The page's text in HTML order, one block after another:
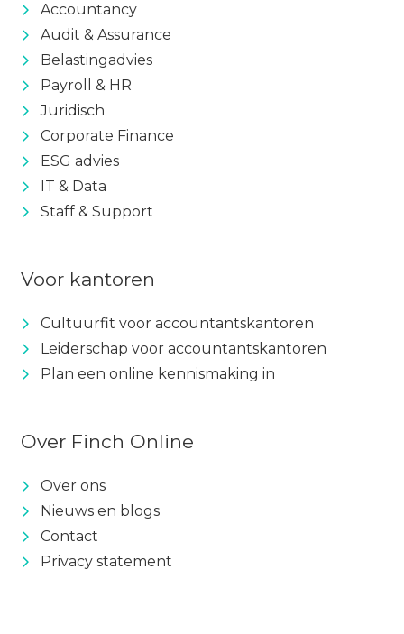
Accountancy
Audit & Assurance
Belastingadvies
Payroll & HR
Juridisch
Corporate Finance
ESG advies
IT & Data
Staff & Support
Voor kantoren
Cultuurfit voor accountantskantoren
Leiderschap voor accountantskantoren
Plan een online kennismaking in
Over Finch Online
Over ons
Nieuws en blogs
Contact
Privacy statement